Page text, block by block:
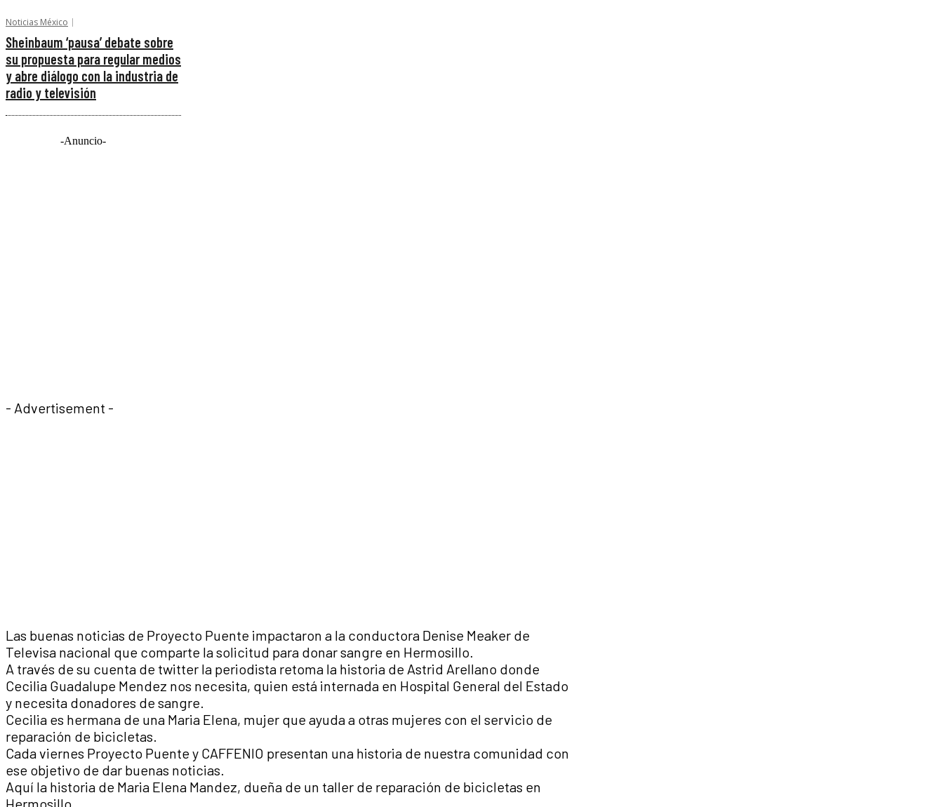
Noticias México
Sheinbaum ‘pausa’ debate sobre
su propuesta para regular medios
y abre diálogo con la industria de
radio y televisión
-Anuncio-
- Advertisement -
Las buenas noticias de Proyecto Puente impactaron a la conductora Denise Meaker de
Televisa nacional que comparte la solicitud para donar sangre en Hermosillo.
A través de su cuenta de twitter la periodista retoma la historia de Astrid Arellano donde
Cecilia Guadalupe Mendez nos necesita, quien está internada en Hospital General del Estado
y necesita donadores de sangre.
Cecilia es hermana de una Maria Elena, mujer que ayuda a otras mujeres con el servicio de
reparación de bicicletas.
Cada viernes Proyecto Puente y CAFFENIO presentan una historia de nuestra comunidad con
ese objetivo de dar buenas noticias.
Aquí la historia de Maria Elena Mandez, dueña de un taller de reparación de bicicletas en
Hermosillo.